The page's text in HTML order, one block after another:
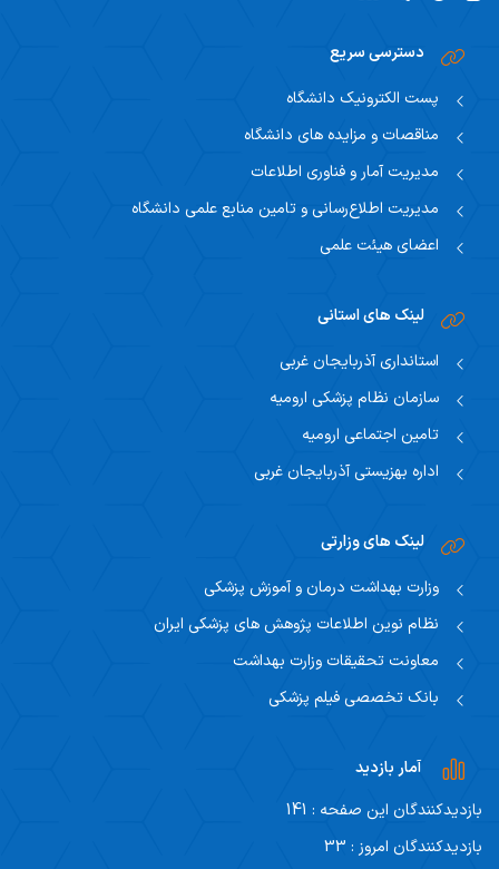
دسترسی سریع
پست الکترونیک دانشگاه
مناقصات و مزایده های دانشگاه
مدیریت آمار و فناوری اطلاعات
مدیریت اطلاع‌رسانی و تامین منابع علمی دانشگاه
اعضای هیئت علمی
لینک های استانی
استانداری آذربایجان غربی
سازمان نظام پزشکی ارومیه
تامین اجتماعی ارومیه
اداره بهزیستی آذربایجان غربی
لینک های وزارتی
وزارت بهداشت درمان و آموزش پزشکی
نظام نوین اطلاعات پژوهش های پزشکی ایران
معاونت تحقیقات وزارت بهداشت
بانک تخصصی فیلم پزشکی
آمار بازدید
بازدیدکنندگان این صفحه : 141
بازدیدکنندگان امروز : 33